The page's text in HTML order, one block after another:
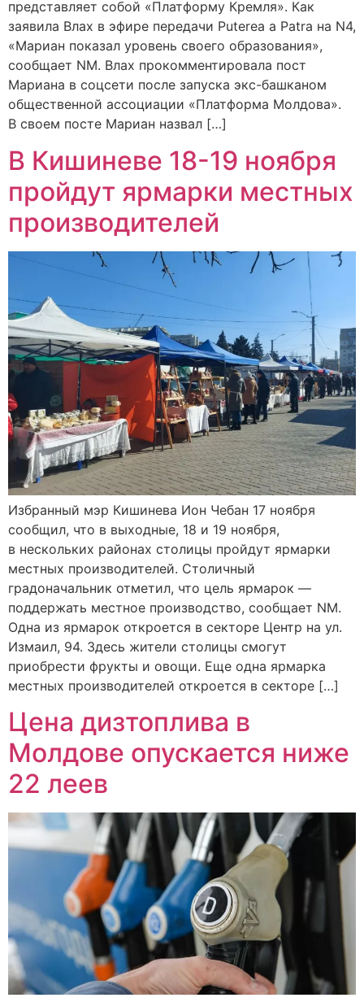
представляет собой «Платформу Кремля». Как
заявила Влах в эфире передачи Puterea a Patra на N4,
«Мариан показал уровень своего образования»,
сообщает NM. Влах прокомментировала пост
Мариана в соцсети после запуска экс-башканом
общественной ассоциации «Платформа Молдова».
В своем посте Мариан назвал […]
В Кишиневе 18-19 ноября
пройдут ярмарки местных
производителей
Избранный мэр Кишинева Ион Чебан 17 ноября
сообщил, что в выходные, 18 и 19 ноября,
в нескольких районах столицы пройдут ярмарки
местных производителей. Столичный
градоначальник отметил, что цель ярмарок —
поддержать местное производство, сообщает NM.
Одна из ярмарок откроется в секторе Центр на ул.
Измаил, 94. Здесь жители столицы смогут
приобрести фрукты и овощи. Еще одна ярмарка
местных производителей откроется в секторе […]
Цена дизтоплива в
Молдове опускается ниже
22 леев